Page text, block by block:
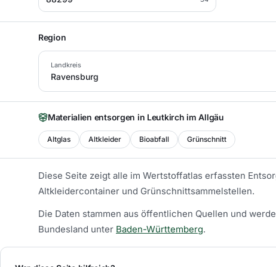
Region
Landkreis
Ravensburg
Materialien entsorgen in Leutkirch im Allgäu
Altglas Altkleider Bioabfall Grünschnitt
Diese Seite zeigt alle im Wertstoffatlas erfassten
Altkleidercontainer und Grünschnittsammelstellen.
Die Daten stammen aus öffentlichen Quellen und
Bundesland unter Baden-Württemberg.